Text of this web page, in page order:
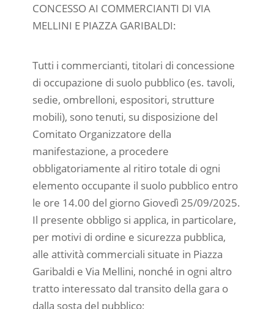
CONCESSO AI COMMERCIANTI DI VIA
MELLINI E PIAZZA GARIBALDI:
Tutti i commercianti, titolari di concessione
di occupazione di suolo pubblico (es. tavoli,
sedie, ombrelloni, espositori, strutture
mobili), sono tenuti, su disposizione del
Comitato Organizzatore della
manifestazione, a procedere
obbligatoriamente al ritiro totale di ogni
elemento occupante il suolo pubblico entro
le ore 14.00 del giorno Giovedì 25/09/2025.
Il presente obbligo si applica, in particolare,
per motivi di ordine e sicurezza pubblica,
alle attività commerciali situate in Piazza
Garibaldi e Via Mellini, nonché in ogni altro
tratto interessato dal transito della gara o
dalla sosta del pubblico;